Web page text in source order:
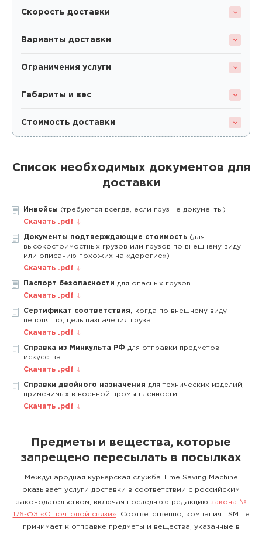
Скорость доставки
Варианты доставки
Ограничения услуги
Габариты и вес
Стоимость доставки
Список необходимых документов для
доставки
Инвойсы (требуются всегда, если груз не документы)
Скачать .pdf
Документы подтверждающие стоимость (для
высокостоимостных грузов или грузов по внешнему виду
или описанию похожих на «дорогие»)
Скачать .pdf
Паспорт безопасности для опасных грузов
Скачать .pdf
Сертификат соответствия, когда по внешнему виду
непонятно, цель назначения груза
Скачать .pdf
Справка из Минкульта РФ для отправки предметов
искусства
Скачать .pdf
Справки двойного назначения для технических изделий,
применимых в военной промышленности
Скачать .pdf
Предметы и вещества, которые
запрещено пересылать в посылках
Международная курьерская служба Time Saving Machine
оказывает услуги доставки в соответствии с российским
законодательством, включая последнюю редакцию закона №
176-ФЗ «О почтовой связи» . Соответственно, компания TSM не
принимает к отправке предметы и вещества, указанные в